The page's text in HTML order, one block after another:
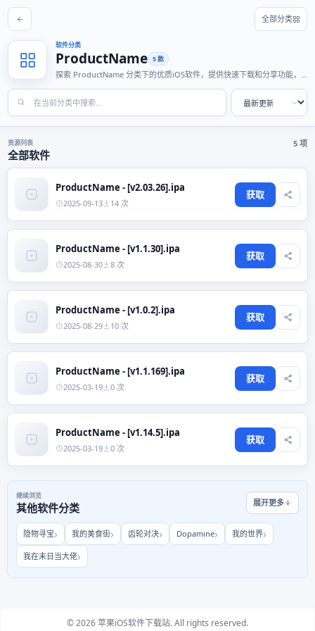
全部分类
软件分类
ProductName 5 款
探索 ProductName 分类下的优质iOS软件，提供快速下载和分享功能，
资源列表
全部软件
5 项
ProductName - [v2.03.26].ipa
2025-09-13 14 次
获取
ProductName - [v1.1.30].ipa
2025-08-30 8 次
获取
ProductName - [v1.0.2].ipa
2025-08-29 10 次
获取
ProductName - [v1.1.169].ipa
2025-03-19 0 次
获取
ProductName - [v1.14.5].ipa
2025-03-19 0 次
获取
继续浏览
其他软件分类 展开更多
隐物寻宝 我的美食街 齿轮对决 Dopamine 我的世界
我在末日当大佬
© 2026 苹果iOS软件下载站. All rights reserved.